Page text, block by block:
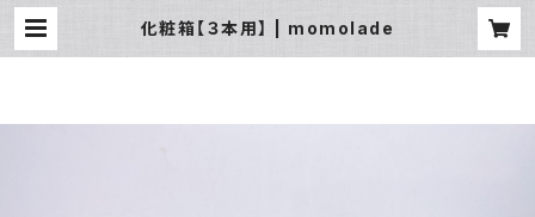
化粧箱【３本用】 | momolade